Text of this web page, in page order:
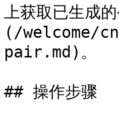
上获取已生
(/welcome/
pair.md)。
## 操作步骤